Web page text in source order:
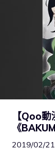
【Qoo
《
2019/02/21